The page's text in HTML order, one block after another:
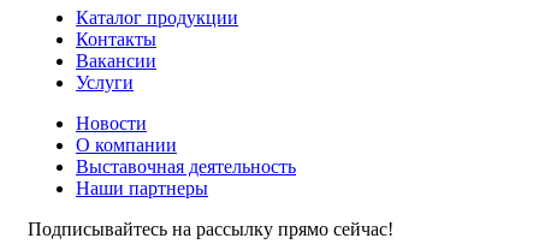
Каталог продукции
Контакты
Вакансии
Услуги
Новости
О компании
Выставочная деятельность
Наши партнеры
Подписывайтесь на рассылку прямо сейчас!